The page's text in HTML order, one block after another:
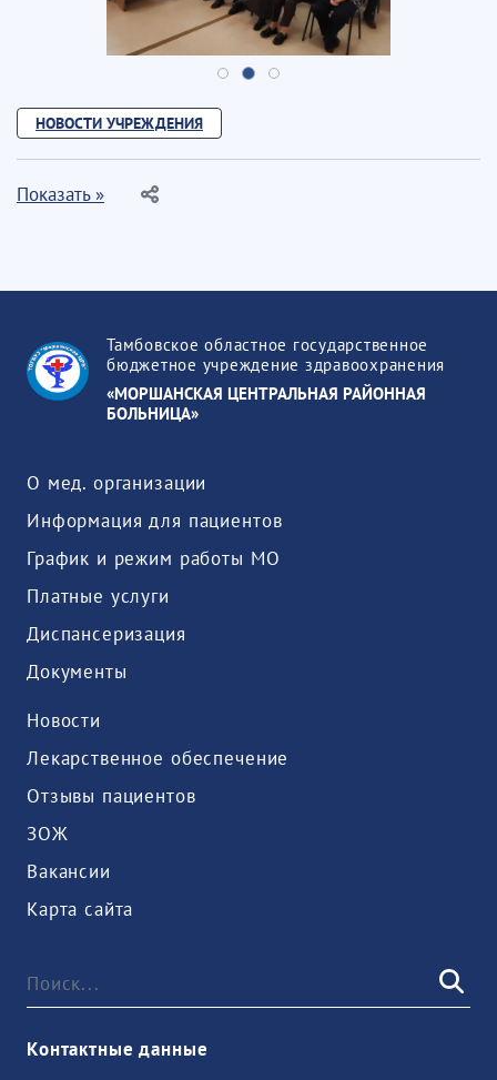
НОВОСТИ УЧРЕЖДЕНИЯ
Показать »
Тамбовское областное государственное
бюджетное учреждение здравоохранения
«МОРШАНСКАЯ ЦЕНТРАЛЬНАЯ РАЙОННАЯ
БОЛЬНИЦА»
О мед. организации
Информация для пациентов
График и режим работы МО
Платные услуги
Диспансеризация
Документы
Новости
Лекарственное обеспечение
Отзывы пациентов
ЗОЖ
Вакансии
Карта сайта
Контактные данные